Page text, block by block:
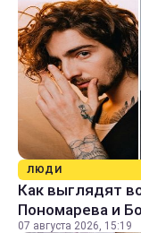
ЛЮДИ
Как выглядят
Пономарева и
07 августа 2026, 15:19